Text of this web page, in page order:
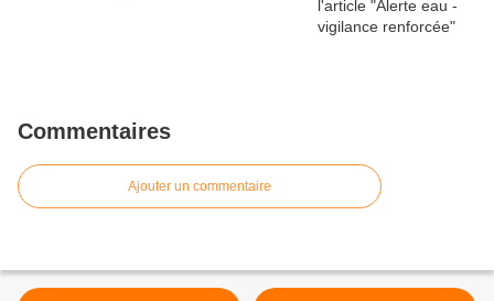
Commentaires
Ajouter un commentaire